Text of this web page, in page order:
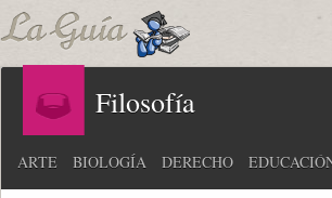
Filosofía
ARTE BIOLOGÍA DERECHO